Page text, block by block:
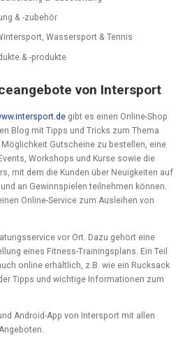
& -zubehör
Wassersport & Tennis
& -produkte
von Intersport
gibt es einen Online-Shop
Blog mit Tipps und Tricks zum Thema
Gutscheine zu bestellen, eine
Workshops und Kurse sowie die
mit dem die Kunden über Neuigkeiten auf
an Gewinnspielen teilnehmen können.
Online-Service zum Ausleihen von
vor Ort. Dazu gehört eine
eines Fitness-Trainingsplans. Ein Teil
online erhältlich, z.B. wie ein Rucksack
Tipps und wichtige Informationen zum
Android-App von Intersport mit allen